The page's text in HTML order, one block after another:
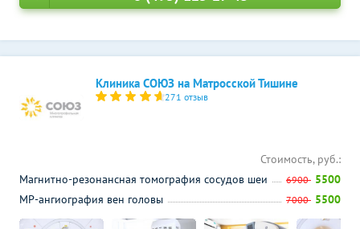
Клиника СОЮЗ на Матросской Тишине
271 отзыв
Стоимость, руб.:
Магнитно-резонансная томография сосудов шеи
6900 5500
МР-ангиография вен головы
7000 5500